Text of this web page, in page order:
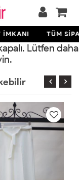
TÜM
Lütfen daha